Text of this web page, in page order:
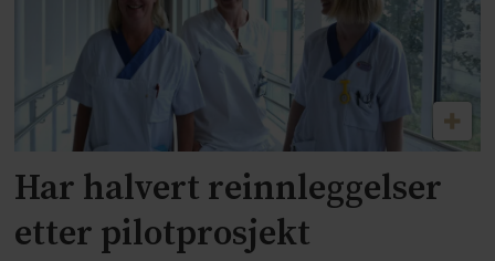
Har halvert reinnleggelser
etter pilotprosjekt